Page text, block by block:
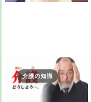
介護の知識